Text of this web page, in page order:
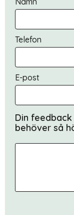
Telefon
E-post
Din
behöver så